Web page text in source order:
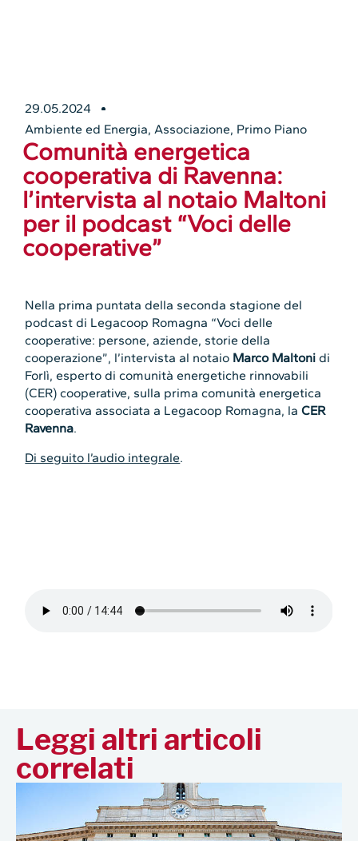
29.05.2024
Ambiente ed Energia,Associazione, Primo Piano
Comunità energetica
cooperativa di Ravenna:
l’intervista al notaio Maltoni
per il podcast “Voci delle
cooperative”
Nella prima puntata della seconda stagione del
podcast di Legacoop Romagna “Voci delle
cooperative: persone, aziende, storie della
cooperazione”, l’intervista al notaio Marco Maltoni di
Forlì, esperto di comunità energetiche rinnovabili
(CER) cooperative, sulla prima comunità energetica
cooperativa associata a Legacoop Romagna, laCER
Ravenna.
Di seguito l’audio integrale.
Leggi altri articoli
correlati